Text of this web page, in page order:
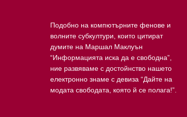
Подобно на компютърните фенове и
волните субкултури, които цитират
думите на Маршал Маклуън
“Информацията иска да е свободна”,
ние развяваме с достойнство нашето
електронно знаме с девиза “Дайте на
модата свободата, която й се полага!”.